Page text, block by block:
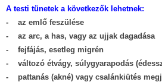
A testi tünetek a következők lehetnek:
- az emlő feszülése
- az arc, a has, vagy az ujjak dagadása
- fejfájás, esetleg migrén
- változó étvágy, súlygyarapodás
- pattanás (akné) vagy csalánkiütés